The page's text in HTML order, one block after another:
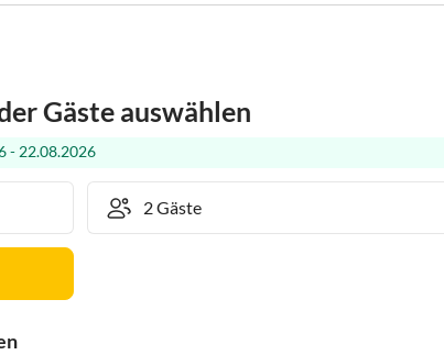
Gäste auswählen
- 22.08.2026